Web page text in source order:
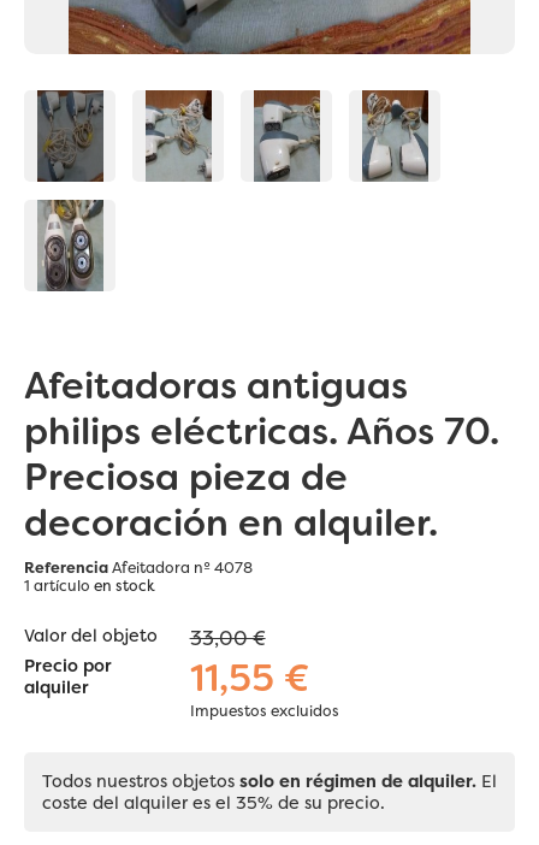
Afeitadoras antiguas
philips eléctricas. Años 70.
Preciosa pieza de
decoración en alquiler.
ReferenciaAfeitadora nº 4078
1 artículo en stock
Valor del objeto 33,00 €
Precio por
alquiler
11,55 €
Impuestos excluidos
Todos nuestros objetos solo en régimen de alquiler. El
coste del alquiler es el 35% de su precio.